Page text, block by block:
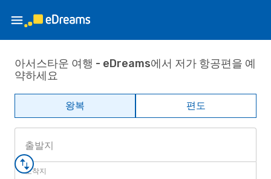
아서스타운 여행 - eDreams에서 저가 항공편을 예
약하세요
왕복 편도
출발지
도착지